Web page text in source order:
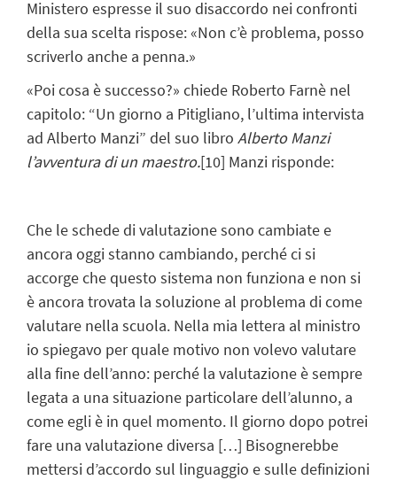
Ministero espresse il suo disaccordo nei confronti
della sua scelta rispose: «Non c’è problema, posso
scriverlo anche a penna.»
«Poi cosa è successo?» chiede Roberto Farnè nel
capitolo: “Un giorno a Pitigliano, l’ultima intervista
ad Alberto Manzi” del suo libro Alberto Manzi
l’avventura di un maestro.[10] Manzi risponde:
Che le schede di valutazione sono cambiate e
ancora oggi stanno cambiando, perché ci si
accorge che questo sistema non funziona e non si
è ancora trovata la soluzione al problema di come
valutare nella scuola. Nella mia lettera al ministro
io spiegavo per quale motivo non volevo valutare
alla fine dell’anno: perché la valutazione è sempre
legata a una situazione particolare dell’alunno, a
come egli è in quel momento. Il giorno dopo potrei
fare una valutazione diversa […] Bisognerebbe
mettersi d’accordo sul linguaggio e sulle definizioni